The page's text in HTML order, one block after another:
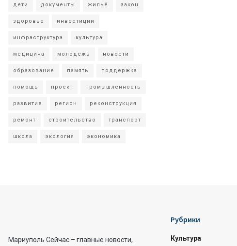
дети документы жильё закон
здоровье инвестиции
инфраструктура культура
медицина молодежь новости
образование память поддержка
помощь проект промышленность
развитие регион реконструкция
ремонт строительство транспорт
школа экология экономика
Мариуполь Сейчас – главные новости,
Рубрики
Культура